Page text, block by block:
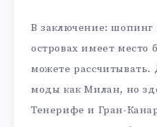
В заключение: шопинг
островах имеет место
можете рассчитывать.
моды как Милан, но
Тенерифе и Гран-